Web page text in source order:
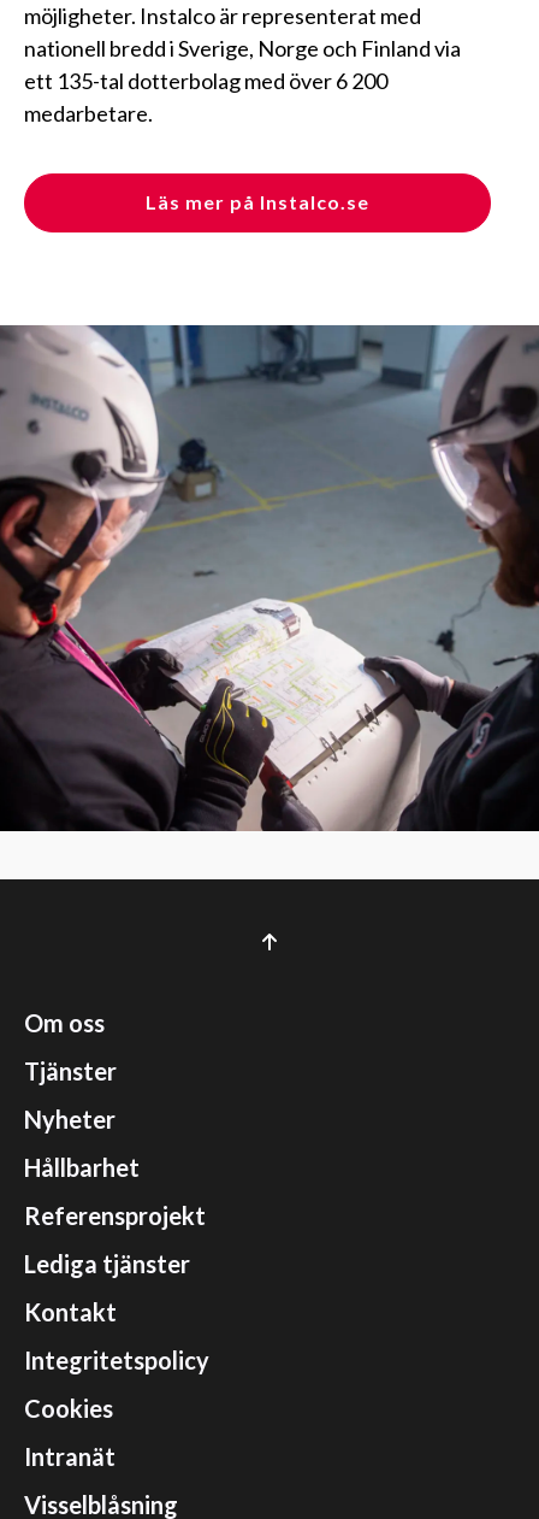
möjligheter. Instalco är representerat med
nationell bredd i Sverige, Norge och Finland via
ett 135-tal dotterbolag med över 6 200
medarbetare.
Läs mer på Instalco.se
Om oss
Tjänster
Nyheter
Hållbarhet
Referensprojekt
Lediga tjänster
Kontakt
Integritetspolicy
Cookies
Intranät
Visselblåsning